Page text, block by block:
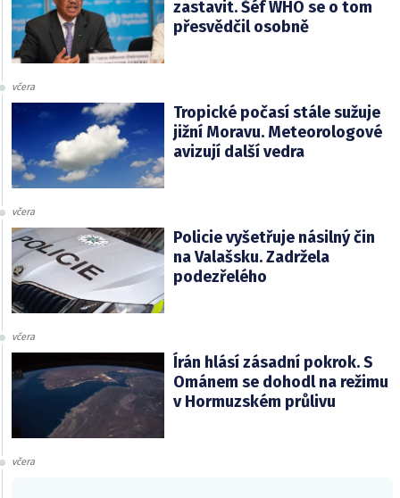
zastavit. Šéf WHO se o tom
přesvědčil osobně
včera
Tropické počasí stále sužuje
jižní Moravu. Meteorologové
avizují další vedra
včera
Policie vyšetřuje násilný čin
na Valašsku. Zadržela
podezřelého
včera
Írán hlásí zásadní pokrok. S
Ománem se dohodl na režimu
v Hormuzském průlivu
včera